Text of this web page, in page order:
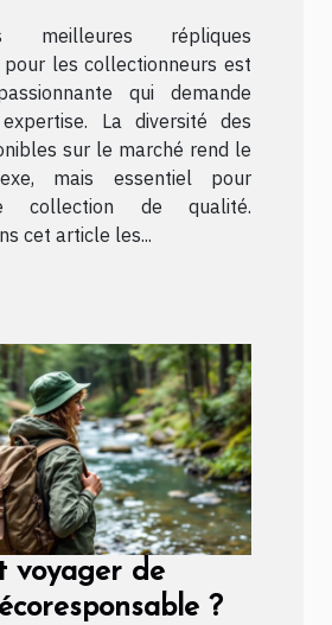
?
meilleures répliques
pour les collectionneurs est
qui demande
La diversité des
sur le marché rend le
mais essentiel pour
collection de qualité.
cet article les...
voyager de
?